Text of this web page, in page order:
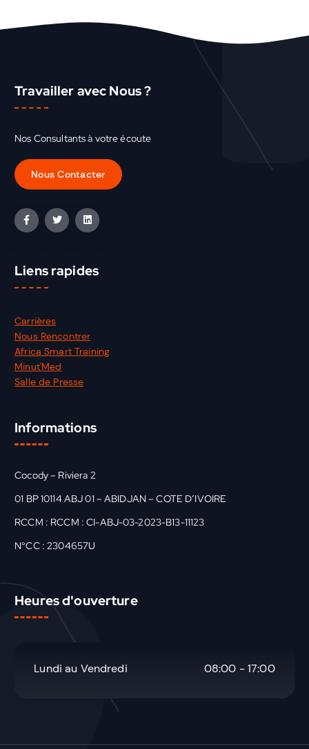
Travailler avec Nous ?
Nos Consultants à votre écoute
Liens rapides
Carrières
Nous Rencontrer
Africa Smart Training
Minut'Med
Salle de Presse
Informations
Cocody – Riviera 2
01 BP 10114 ABJ 01 – ABIDJAN – COTE D’IVOIRE
RCCM : RCCM : CI-ABJ-03-2023-B13-11123
N°CC : 2304657U
Heures d'ouverture
Lundi au Vendredi 08:00 - 17:00